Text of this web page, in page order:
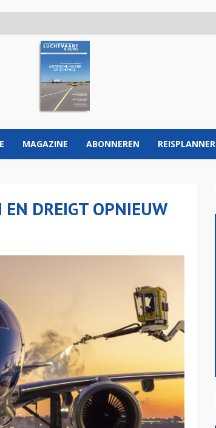
MAGAZINE ABONNEREN REISPLANNER
DREIGT OPNIEUW